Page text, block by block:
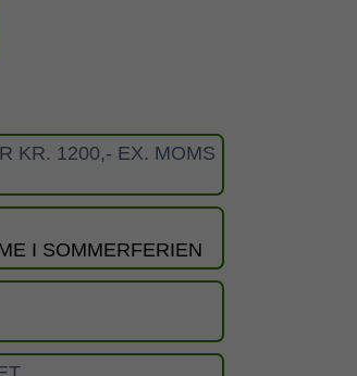
KR. 1200,- EX. MOMS
I SOMMERFERIEN